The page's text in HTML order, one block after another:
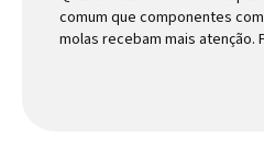
comum que componentes
molas recebam mais atenção.